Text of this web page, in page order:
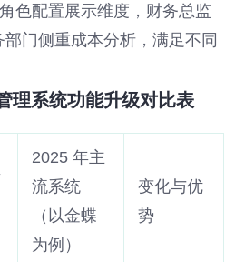
角色配置展示维度，财务总监
门侧重成本分析，满足不同
理系统功能升级对比表
2025 年主
流系统
（以金蝶
为例）
变化与优
势